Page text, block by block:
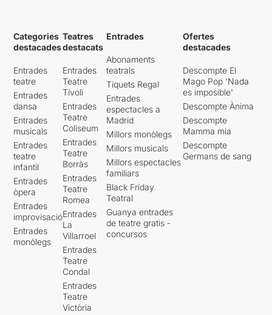
Categories
destacades
Entrades
teatre
Entrades
dansa
Entrades
musicals
Entrades
teatre
infantil
Entrades
òpera
Entrades
improvisació
Entrades
monòlegs
Teatres
destacats
Entrades
Teatre
Tívoli
Entrades
Teatre
Coliseum
Entrades
Teatre
Borràs
Entrades
Teatre
Romea
Entrades
La
Villarroel
Entrades
Teatre
Condal
Entrades
Teatre
Victòria
Entrades
Abonaments
teatrals
Tiquets Regal
Entrades
espectacles a
Madrid
Millors monòlegs
Millors musicals
Millors espectacles
familiars
Black Friday
Teatral
Guanya entrades
de teatre gratis -
concursos
Ofertes
destacades
Descompte El
Mago Pop 'Nada
es imposible'
Descompte Ànima
Descompte
Mamma mia
Descompte
Germans de sang